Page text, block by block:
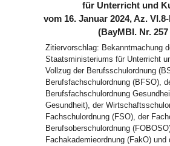
für Unterricht und
vom 16. Januar 2024, Az.
(BayMBl. Nr. 257
Zitiervorschlag: Bekanntmachung
Staatsministeriums für Unterricht
Vollzug der Berufsschulordnung
Berufsfachschulordnung (BFSO),
Berufsfachschulordnung
Gesundheit), der
Fachschulordnung (FSO), der
Berufsoberschulordnung
Fachakademieordnung (FakO)